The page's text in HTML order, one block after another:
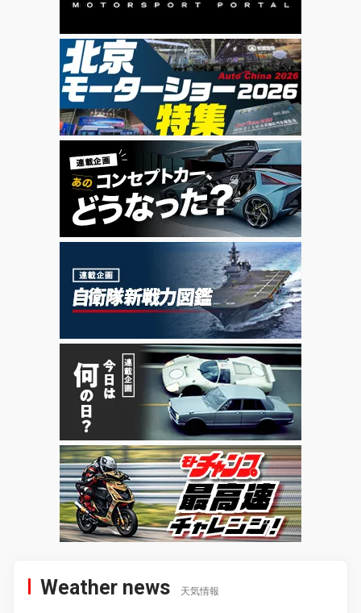
Weather news 天気情報